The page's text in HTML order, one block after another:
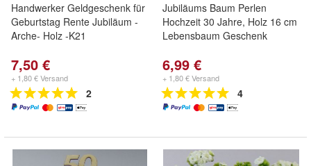
Handwerker Geldgeschenk für
Geburtstag Rente Jubiläum -
Arche- Holz -K21
7,50 €
+ 1,80 € Versand
2
Jubiläums Baum Perlen
Hochzeit 30 Jahre, Holz 16 cm
Lebensbaum Geschenk
6,99 €
+ 1,80 € Versand
4